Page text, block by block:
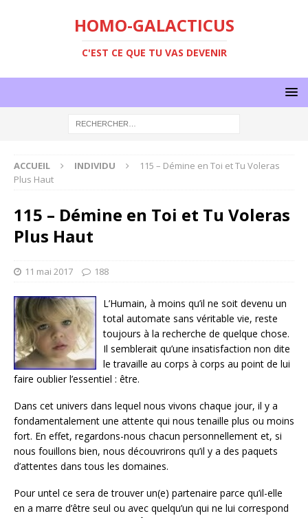
HOMO-GALACTICUS
C'EST CE QUE TU VAS DEVENIR
ACCUEIL INDIVIDU
115 – Démine en Toi et Tu Voleras
Plus Haut
115 – Démine en Toi et Tu Voleras
Plus Haut
11 mai 2017 188
L’Humain, à moins qu’il ne soit devenu un
total automate sans véritable vie, reste
toujours à la recherche de quelque chose.
Il semblerait qu’une insatisfaction non dite
le travaille au corps à corps au point de lui
faire oublier l’essentiel : être.
Dans cet univers dans lequel nous vivons chaque jour, il y a
fondamentalement une attente qui nous tenaille plus ou moins
fort. En effet, regardons-nous chacun personnellement et, si
nous fouillons bien, nous découvrirons qu’il y a des paquets
d’attentes dans tous les domaines.
Pour untel ce sera de trouver un(e) partenaire parce qu’il-elle
en a marre d’être seul ou avec quelqu’un qui ne lui correspond